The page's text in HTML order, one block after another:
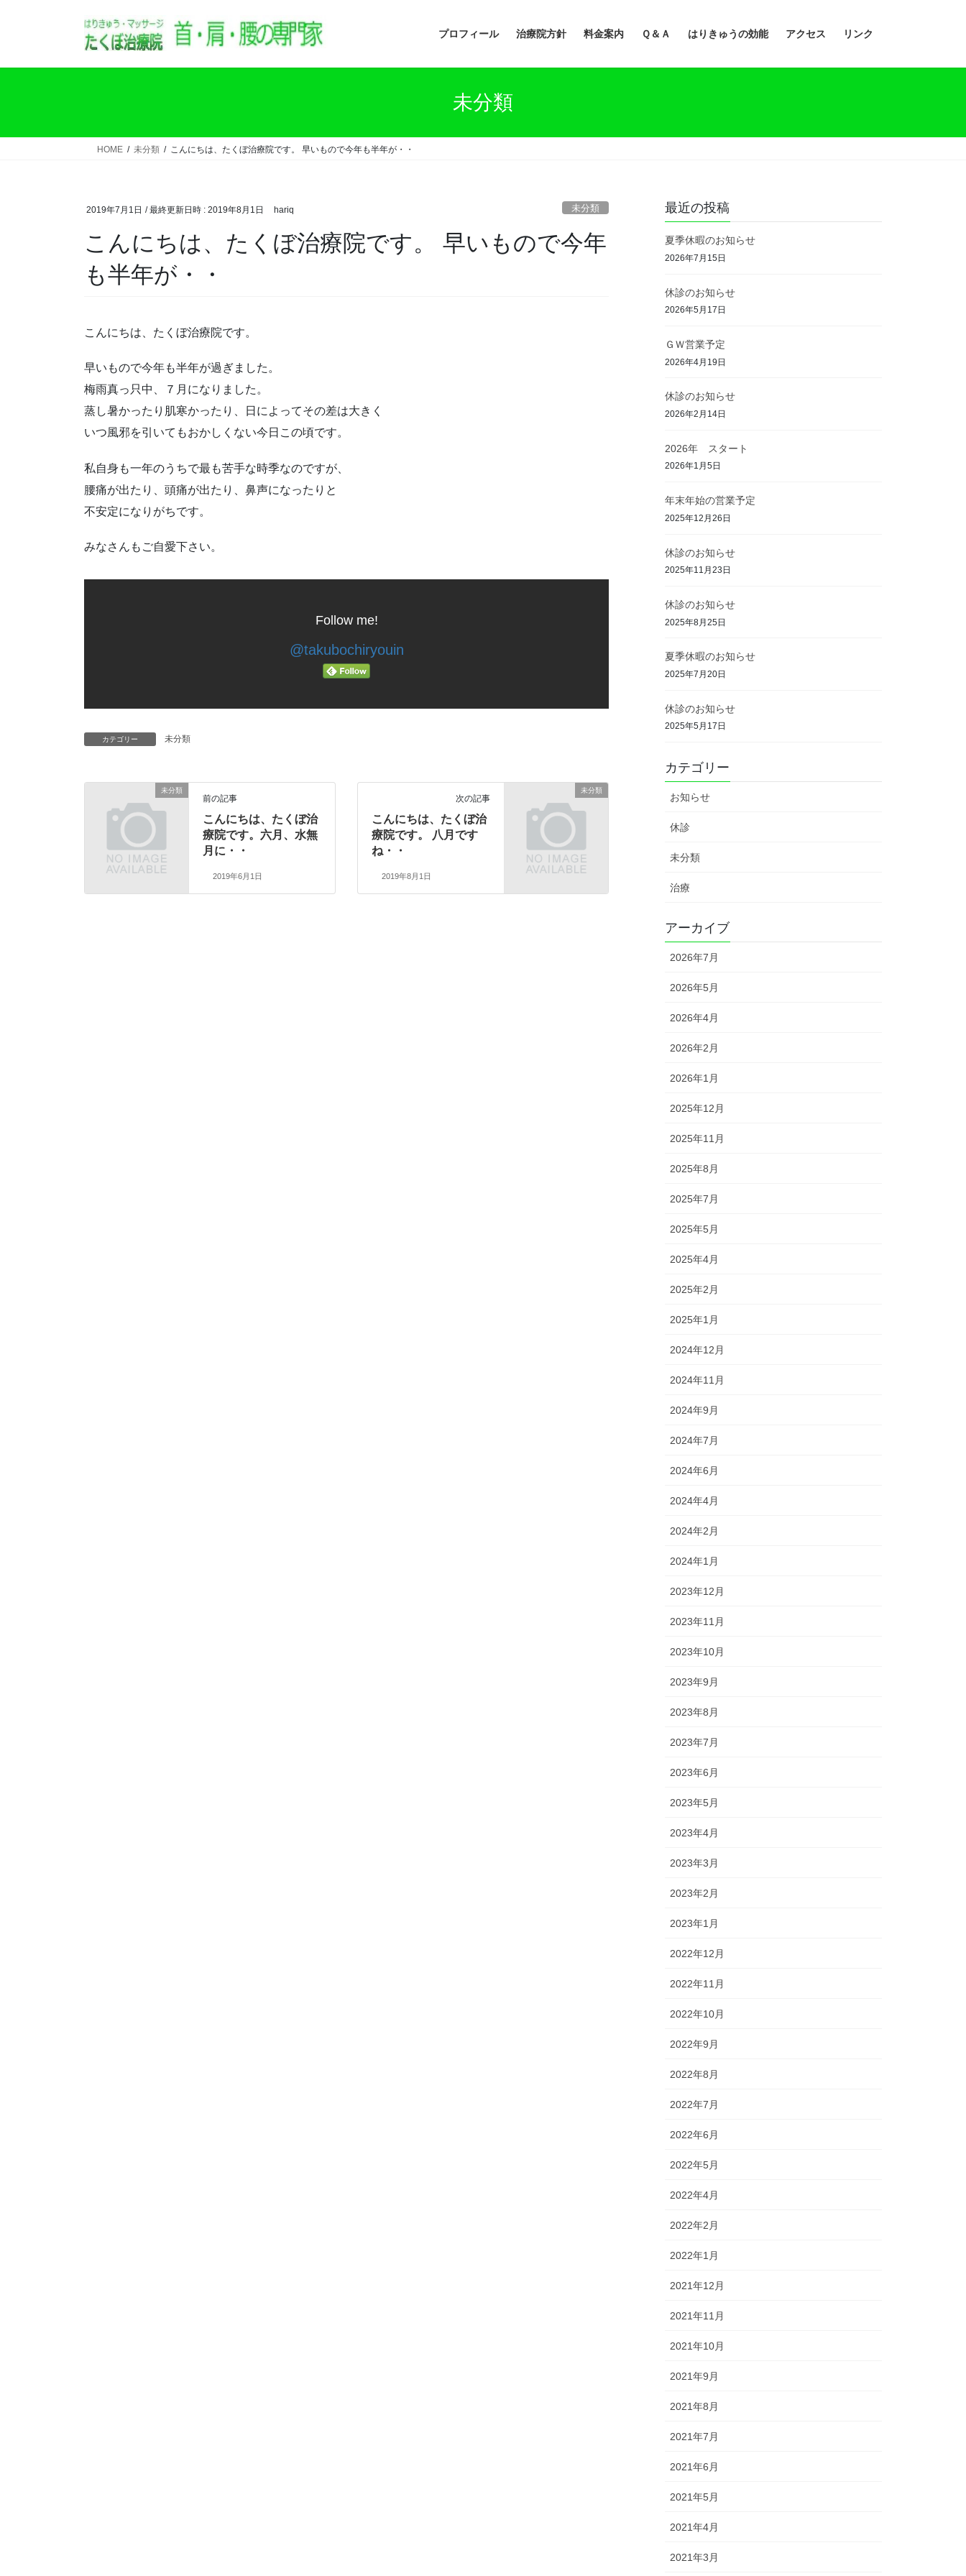
プロフィール 治療院方針 料金案内 Ｑ＆Ａ はりきゅうの効能 アクセス リンク
未分類
HOME 未分類 こんにちは、たくぼ治療院です。 早いもので今年も半年が・・
2019年7月1日 / 最終更新日時 : 2019年8月1日 hariq 未分類
こんにちは、たくぼ治療院です。 早いもので今年
も半年が・・
こんにちは、たくぼ治療院です。
早いもので今年も半年が過ぎました。
梅雨真っ只中、７月になりました。
蒸し暑かったり肌寒かったり、日によってその差は大きく
いつ風邪を引いてもおかしくない今日この頃です。
私自身も一年のうちで最も苦手な時季なのですが、
腰痛が出たり、頭痛が出たり、鼻声になったりと
不安定になりがちです。
みなさんもご自愛下さい。
Follow me!
@takubochiryouin
カテゴリー 未分類
未分類
前の記事
こんにちは、たくぼ治
療院です。六月、水無
月に・・
2019年6月1日
未分類
次の記事
こんにちは、たくぼ治
療院です。 八月です
ね・・
2019年8月1日
最近の投稿
夏季休暇のお知らせ
2026年7月15日
休診のお知らせ
2026年5月17日
ＧＷ営業予定
2026年4月19日
休診のお知らせ
2026年2月14日
2026年 スタート
2026年1月5日
年末年始の営業予定
2025年12月26日
休診のお知らせ
2025年11月23日
休診のお知らせ
2025年8月25日
夏季休暇のお知らせ
2025年7月20日
休診のお知らせ
2025年5月17日
カテゴリー
お知らせ
休診
未分類
治療
アーカイブ
2026年7月
2026年5月
2026年4月
2026年2月
2026年1月
2025年12月
2025年11月
2025年8月
2025年7月
2025年5月
2025年4月
2025年2月
2025年1月
2024年12月
2024年11月
2024年9月
2024年7月
2024年6月
2024年4月
2024年2月
2024年1月
2023年12月
2023年11月
2023年10月
2023年9月
2023年8月
2023年7月
2023年6月
2023年5月
2023年4月
2023年3月
2023年2月
2023年1月
2022年12月
2022年11月
2022年10月
2022年9月
2022年8月
2022年7月
2022年6月
2022年5月
2022年4月
2022年2月
2022年1月
2021年12月
2021年11月
2021年10月
2021年9月
2021年8月
2021年7月
2021年6月
2021年5月
2021年4月
2021年3月